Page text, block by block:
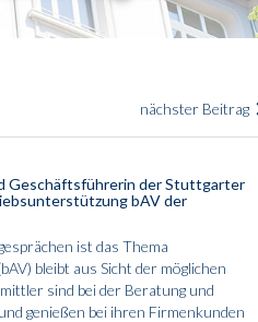
nächster Beitrag
Geschäftsführerin der Stuttgarter
bAV der
ist das Thema
bleibt aus Sicht der möglichen
sind bei der Beratung und
genießen bei ihren Firmenkunden